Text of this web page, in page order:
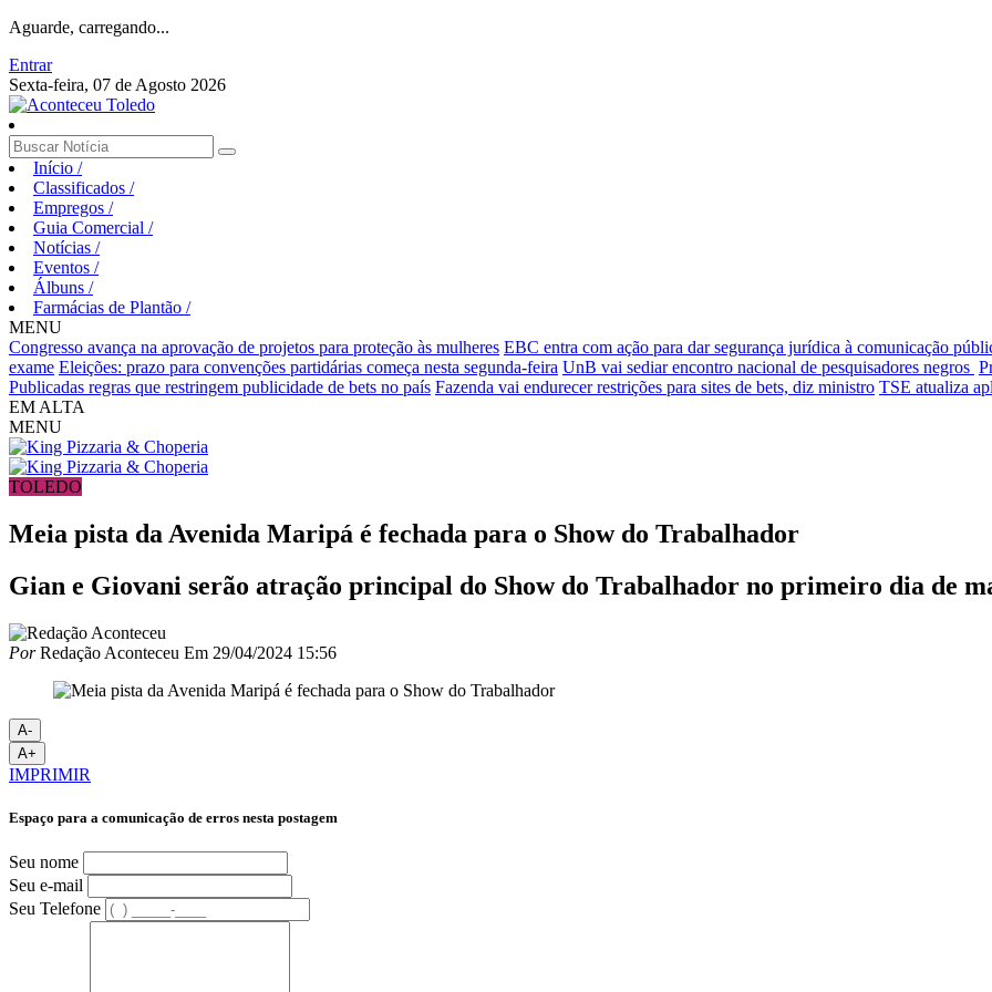
Aguarde, carregando...
Entrar
Sexta-feira, 07 de Agosto 2026
Início /
Classificados /
Empregos /
Guia Comercial /
Notícias /
Eventos /
Álbuns /
Farmácias de Plantão /
MENU
Congresso avança na aprovação de projetos para proteção às mulheres EBC entra com ação para dar segurança jurídica à comunicação
exame Eleições: prazo para convenções partidárias começa nesta segunda-feira UnB vai sediar encontro nacional de pesquisadores negros
Publicadas regras que restringem publicidade de bets no país Fazenda vai endurecer restrições para sites de bets, diz ministro TSE atualiza
EM ALTA
MENU
TOLEDO
Meia pista da Avenida Maripá é fechada para o Show do Trabalhador
Gian e Giovani serão atração principal do Show do Trabalhador no primeiro dia de
PorRedação Aconteceu Em 29/04/2024 15:56
A-
A+
IMPRIMIR
Espaço para a comunicação de erros nesta postagem
Seu nome
Seu e-mail
Seu Telefone